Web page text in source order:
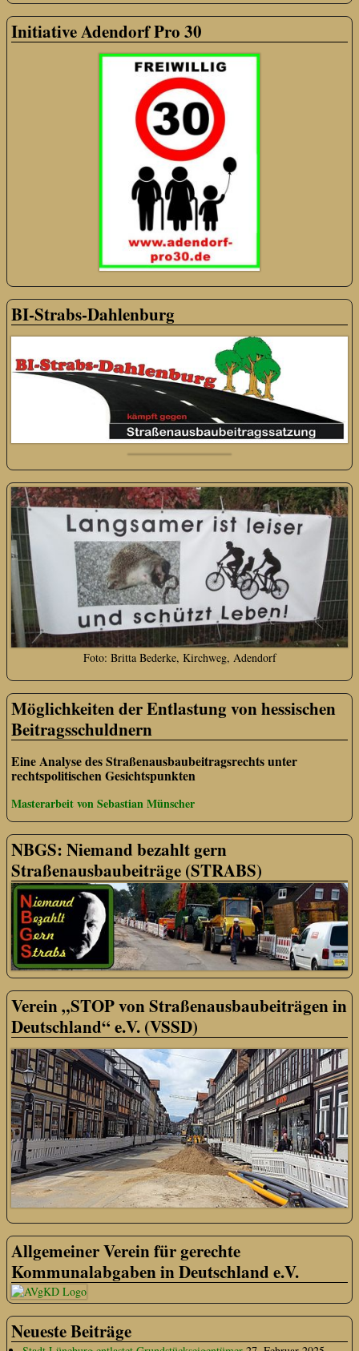
Initiative Adendorf Pro 30
BI-Strabs-Dahlenburg
Foto: Britta Bederke, Kirchweg, Adendorf
Möglichkeiten der Entlastung von hessischen
Beitragsschuldnern
Eine Analyse des Straßenausbaubeitragsrechts unter
rechtspolitischen Gesichtspunkten
Masterarbeit von Sebastian Münscher
NBGS: Niemand bezahlt gern
Straßenausbaubeiträge (STRABS)
Verein „STOP von Straßenausbaubeiträgen in
Deutschland“ e.V. (VSSD)
Allgemeiner Verein für gerechte
Kommunalabgaben in Deutschland e.V.
Neueste Beiträge